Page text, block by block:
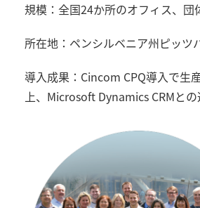
規模：全国24か所のオフィス、団
所在地：ペンシルベニア州ピッツ
導入成果： Cincom CPQ導入で生
上、 Microsoft Dynamics CRMと